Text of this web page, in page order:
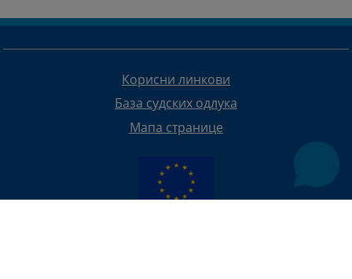
Корисни линкови
База судских одлука
Мапа странице